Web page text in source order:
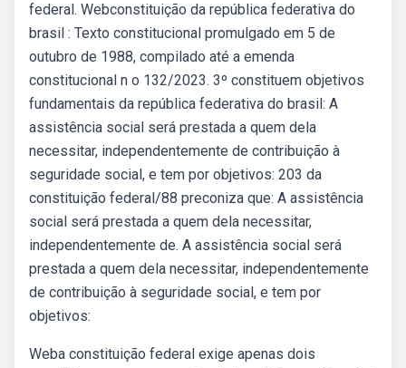
federal. Webconstituição da república federativa do
brasil : Texto constitucional promulgado em 5 de
outubro de 1988, compilado até a emenda
constitucional n o 132/2023. 3º constituem objetivos
fundamentais da república federativa do brasil: A
assistência social será prestada a quem dela
necessitar, independentemente de contribuição à
seguridade social, e tem por objetivos: 203 da
constituição federal/88 preconiza que: A assistência
social será prestada a quem dela necessitar,
independentemente de. A assistência social será
prestada a quem dela necessitar, independentemente
de contribuição à seguridade social, e tem por
objetivos:
Weba constituição federal exige apenas dois